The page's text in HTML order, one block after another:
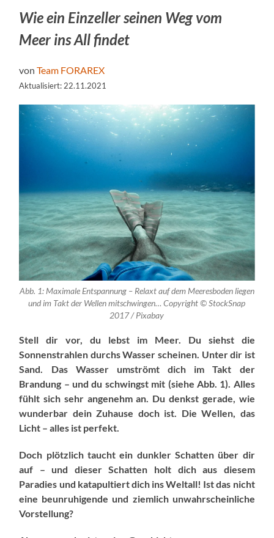
Wie ein Einzeller seinen Weg vom
Meer ins All findet
vonTeam FORAREX
Aktualisiert: 22.11.2021
Abb. 1: Maximale Entspannung – Relaxt auf dem Meeresboden liegen
und im Takt der Wellen mitschwingen… Copyright © StockSnap
2017 / Pixabay
Stell dir vor, du lebst im Meer. Du siehst die
Sonnenstrahlen durchs Wasser scheinen. Unter dir ist
Sand. Das Wasser umströmt dich im Takt der
Brandung – und du schwingst mit (siehe Abb. 1). Alles
fühlt sich sehr angenehm an. Du denkst gerade, wie
wunderbar dein Zuhause doch ist. Die Wellen, das
Licht – alles ist perfekt.
Doch plötzlich taucht ein dunkler Schatten über dir
auf – und dieser Schatten holt dich aus diesem
Paradies und katapultiert dich ins Weltall! Ist das nicht
eine beunruhigende und ziemlich unwahrscheinliche
Vorstellung?